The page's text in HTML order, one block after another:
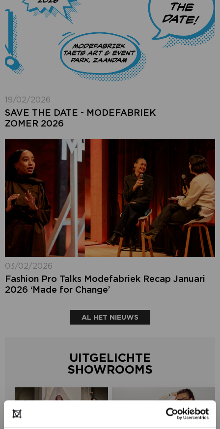
19/02/2026
SAVE THE DATE - MODEFABRIEK
ZOMER 2026
03/02/2026
Fashion Pro Talks Modefabriek Recap Januari
2026 ‘Made for Change’
AL HET NIEUWS
UITGELICHTE
SHOWROOMS